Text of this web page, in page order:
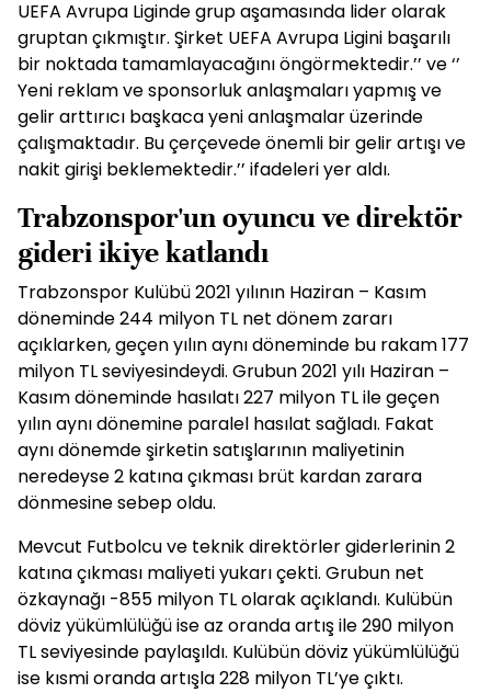
UEFA Avrupa Liginde grup aşamasında lider olarak
gruptan çıkmıştır. Şirket UEFA Avrupa Ligini başarılı
bir noktada tamamlayacağını öngörmektedir.’’ ve ‘’
Yeni reklam ve sponsorluk anlaşmaları yapmış ve
gelir arttırıcı başkaca yeni anlaşmalar üzerinde
çalışmaktadır. Bu çerçevede önemli bir gelir artışı ve
nakit girişi beklemektedir.’’ ifadeleri yer aldı.
Trabzonspor'un oyuncu ve direktör
gideri ikiye katlandı
Trabzonspor Kulübü 2021 yılının Haziran – Kasım
döneminde 244 milyon TL net dönem zararı
açıklarken, geçen yılın aynı döneminde bu rakam 177
milyon TL seviyesindeydi. Grubun 2021 yılı Haziran –
Kasım döneminde hasılatı 227 milyon TL ile geçen
yılın aynı dönemine paralel hasılat sağladı. Fakat
aynı dönemde şirketin satışlarının maliyetinin
neredeyse 2 katına çıkması brüt kardan zarara
dönmesine sebep oldu.
Mevcut Futbolcu ve teknik direktörler giderlerinin 2
katına çıkması maliyeti yukarı çekti. Grubun net
özkaynağı -855 milyon TL olarak açıklandı. Kulübün
döviz yükümlülüğü ise az oranda artış ile 290 milyon
TL seviyesinde paylaşıldı. Kulübün döviz yükümlülüğü
ise kısmi oranda artışla 228 milyon TL’ye çıktı.